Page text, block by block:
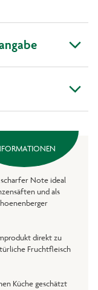
Note ideal
und als
direkt zu
Fruchtfleisch
Küche geschätzt